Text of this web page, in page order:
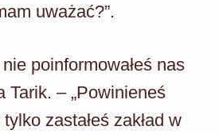
uważać?”.
poinformowałeś nas
Tarik. – „Powinieneś
zastałeś zakład w